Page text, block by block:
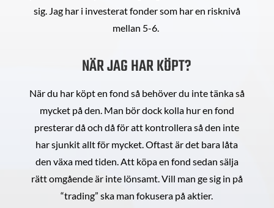
sig. Jag har i investerat fonder som har en risknivå
mellan 5-6.
NÄR JAG HAR KÖPT?
När du har köpt en fond så behöver du inte tänka så
mycket på den. Man bör dock kolla hur en fond
presterar då och då för att kontrollera så den inte
har sjunkit allt för mycket. Oftast är det bara låta
den växa med tiden. Att köpa en fond sedan sälja
rätt omgående är inte lönsamt. Vill man ge sig in på
“trading” ska man fokusera på aktier.